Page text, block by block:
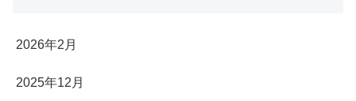
2026年2月
2025年12月